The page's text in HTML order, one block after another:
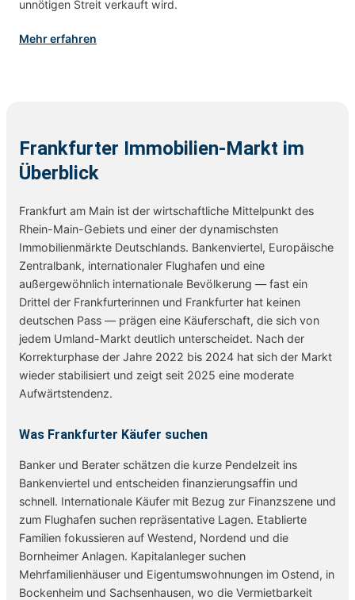
unnötigen Streit verkauft wird.
Mehr erfahren
Frankfurter Immobilien-Markt im
Überblick
Frankfurt am Main ist der wirtschaftliche Mittelpunkt des
Rhein-Main-Gebiets und einer der dynamischsten
Immobilienmärkte Deutschlands. Bankenviertel, Europäische
Zentralbank, internationaler Flughafen und eine
außergewöhnlich internationale Bevölkerung — fast ein
Drittel der Frankfurterinnen und Frankfurter hat keinen
deutschen Pass — prägen eine Käuferschaft, die sich von
jedem Umland-Markt deutlich unterscheidet. Nach der
Korrekturphase der Jahre 2022 bis 2024 hat sich der Markt
wieder stabilisiert und zeigt seit 2025 eine moderate
Aufwärtstendenz.
Was Frankfurter Käufer suchen
Banker und Berater schätzen die kurze Pendelzeit ins
Bankenviertel und entscheiden finanzierungsaffin und
schnell. Internationale Käufer mit Bezug zur Finanzszene und
zum Flughafen suchen repräsentative Lagen. Etablierte
Familien fokussieren auf Westend, Nordend und die
Bornheimer Anlagen. Kapitalanleger suchen
Mehrfamilienhäuser und Eigentumswohnungen im Ostend, in
Bockenheim und Sachsenhausen, wo die Vermietbarkeit